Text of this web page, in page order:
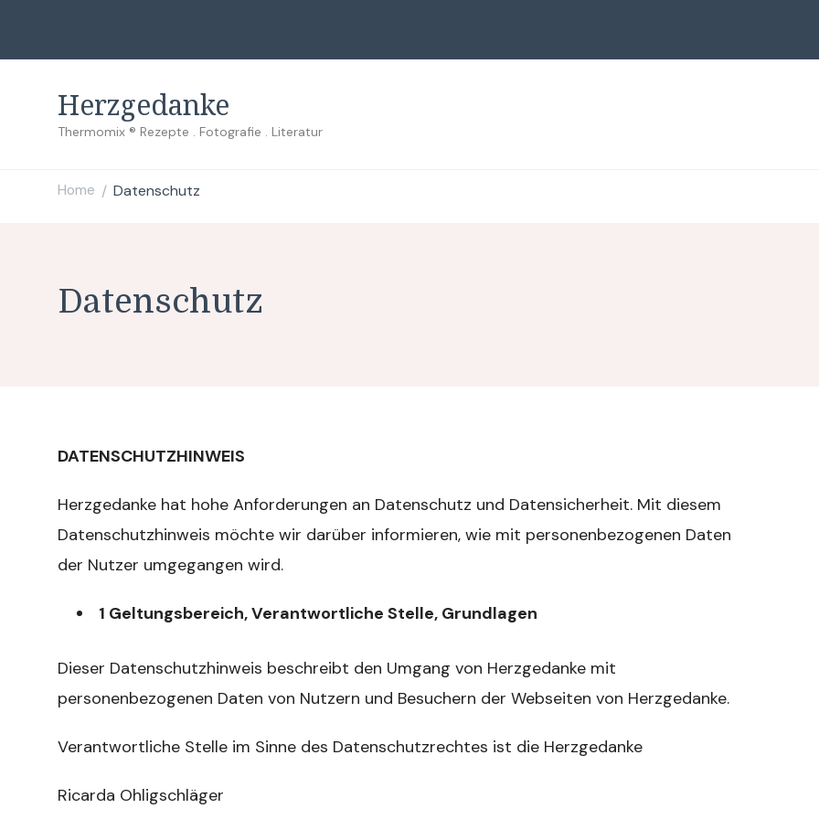
Herzgedanke
Thermomix ® Rezepte . Fotografie . Literatur
Home / Datenschutz
Datenschutz
DATENSCHUTZHINWEIS
Herzgedanke hat hohe Anforderungen an Datenschutz und Datensicherheit. Mit diesem
Datenschutzhinweis möchte wir darüber informieren, wie mit personenbezogenen Daten
der Nutzer umgegangen wird.
1 Geltungsbereich, Verantwortliche Stelle, Grundlagen
Dieser Datenschutzhinweis beschreibt den Umgang von Herzgedanke mit
personenbezogenen Daten von Nutzern und Besuchern der Webseiten von Herzgedanke.
Verantwortliche Stelle im Sinne des Datenschutzrechtes ist die Herzgedanke
Ricarda Ohligschläger